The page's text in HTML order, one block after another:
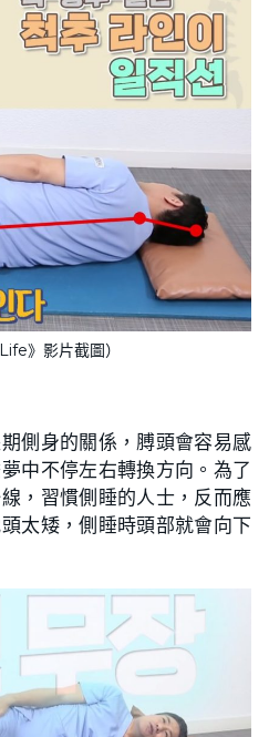
》影片截圖）
側身的關係，膊頭會容易感
中不停左右轉換方向。為了
，習慣側睡的人士，反而應
太矮，側睡時頭部就會向下